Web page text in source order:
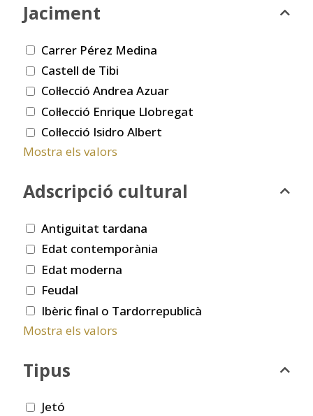
Jaciment
Carrer Pérez Medina
Castell de Tibi
Col·lecció Andrea Azuar
Col·lecció Enrique Llobregat
Col·lecció Isidro Albert
Mostra els valors
Adscripció cultural
Antiguitat tardana
Edat contemporània
Edat moderna
Feudal
Ibèric final o Tardorrepublicà
Mostra els valors
Tipus
Jetó